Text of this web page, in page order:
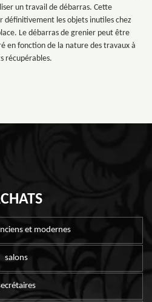
un travail de débarras. Cette
définitivement les objets inutiles chez
Le débarras de grenier peut être
en fonction de la nature des travaux à
récupérables.
et modernes
salons